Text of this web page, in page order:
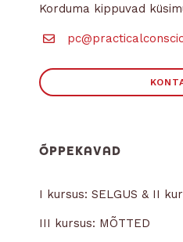
Korduma kippuvad
ÕPPEKAVAD
I kursus: SELGUS & II
III kursus: MÕTTED